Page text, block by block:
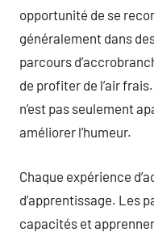
opportunité de se
généralement dans
parcours
de profiter de l’air
n’est pas seulement
améliorer l’humeur.
Chaque expérience
d’apprentissage. Les
capacités et